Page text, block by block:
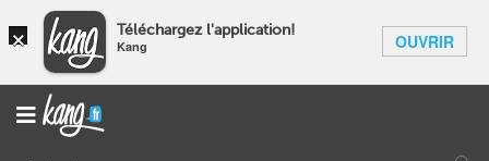
× Téléchargez l'application!
Kang OUVRIR